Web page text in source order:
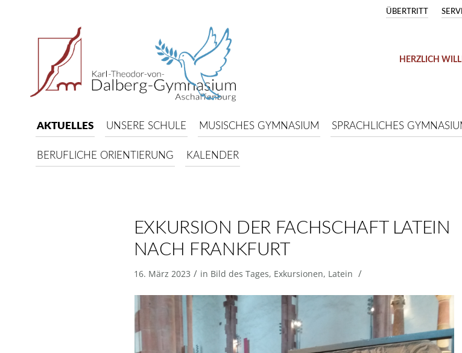
ÜBERTRITT
HERZLICH
AKTUELLES UNSERE SCHULE MUSISCHES GYMNASIUM SPRACHLICHES
BERUFLICHE ORIENTIERUNG KALENDER
EXKURSION DER FACHSCHAFT LATEIN
NACH FRANKFURT
16. März 2023 / in Bild des Tages, Exkursionen, Latein /